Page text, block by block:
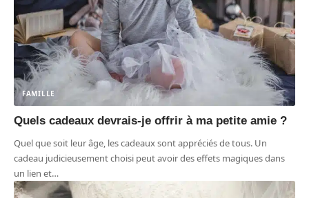
FAMILLE
Quels cadeaux devrais-je offrir à ma petite amie ?
Quel que soit leur âge, les cadeaux sont appréciés de tous. Un
cadeau judicieusement choisi peut avoir des effets magiques dans
un lien et…